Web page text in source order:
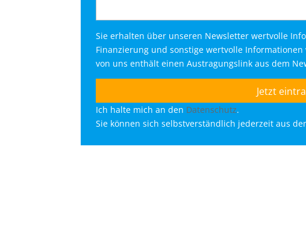
Sie erhalten über unseren Newsletter wertvolle
Finanzierung und sonstige wertvolle Informationen
von uns enthält einen Austragungslink aus dem
Ich halte mich an den Datenschutz.
Sie können sich selbstverständlich jederzeit aus